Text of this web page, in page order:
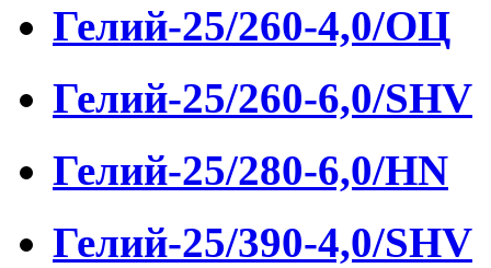
Гелий-25/260-4,0/ОЦ
Гелий-25/260-6,0/SHV
Гелий-25/280-6,0/HN
Гелий-25/390-4,0/SHV